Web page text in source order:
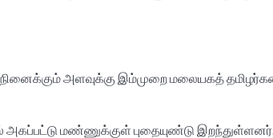
அளவுக்கு இம்முறை மலையகத்
அகப்பட்டு மண்ணுக்குள் புதையுண்டு